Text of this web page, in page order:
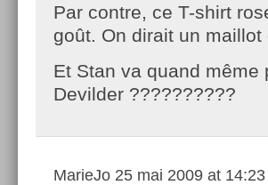
Par contre, ce T-shirt
goût. On dirait un
Et Stan va quand
Devilder ??????????
MarieJo 25 mai 2009 at 14:23